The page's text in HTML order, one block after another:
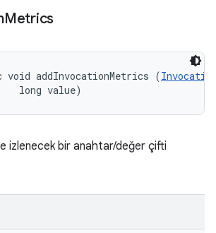
Metrics
addInvocationMetrics (
long value)
izlenecek bir anahtar/değer çifti